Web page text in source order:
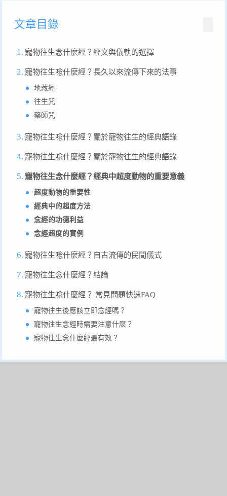
文章目錄
寵物往生念什麼經？經文與儀軌的選擇
寵物往生唸什麼經？長久以來流傳下來的法事
地藏經
往生咒
藥師咒
寵物往生唸什麼經？關於寵物往生的經典語錄
寵物往生唸什麼經？關於寵物往生的經典語錄
寵物往生念什麼經？經典中超度動物的重要意義
超度動物的重要性
經典中的超度方法
念經的功德利益
念經超度的實例
寵物往生唸什麼經？自古流傳的民間儀式
寵物往生念什麼經？結論
寵物往生唸什麼經？ 常見問題快速FAQ
寵物往生後應該立即念經嗎？
寵物往生念經時需要注意什麼？
寵物往生念什麼經最有效？